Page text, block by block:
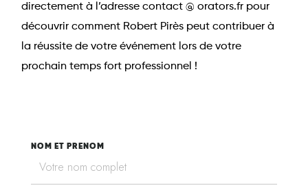
directement à l’adresse contact @ orators.fr pour
découvrir comment Robert Pirès peut contribuer à
la réussite de votre événement lors de votre
prochain temps fort professionnel !
NOM ET PRENOM